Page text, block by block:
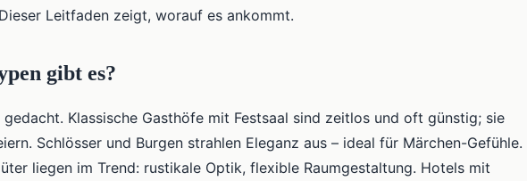
Leitfaden zeigt, worauf es ankommt.
gibt es?
Klassische Gasthöfe mit Festsaal sind zeitlos und oft günstig; sie
Schlösser und Burgen strahlen Eleganz aus – ideal für Märchen-Gefühle.
liegen im Trend: rustikale Optik, flexible Raumgestaltung. Hotels mit